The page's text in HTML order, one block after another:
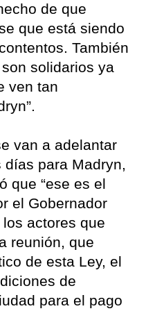
de que
que está siendo
También
solidarios ya
ven tan
van a adelantar
para Madryn,
que “ese es el
el Gobernador
actores que
reunión, que
de esta Ley, el
de
para el pago